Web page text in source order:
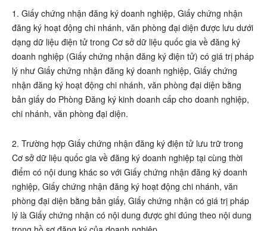
1. Giấy chứng nhận đăng ký doanh nghiệp, Giấy chứng nhận
đăng ký hoạt động chi nhánh, văn phòng đại diện được lưu dưới
dạng dữ liệu điện tử trong Cơ sở dữ liệu quốc gia về đăng ký
doanh nghiệp (Giấy chứng nhận đăng ký điện tử) có giá trị pháp
lý như Giấy chứng nhận đăng ký doanh nghiệp, Giấy chứng
nhận đăng ký hoạt động chi nhánh, văn phòng đại diện bằng
bản giấy do Phòng Đăng ký kinh doanh cấp cho doanh nghiệp,
chi nhánh, văn phòng đại diện.
2. Trường hợp Giấy chứng nhận đăng ký điện tử lưu trữ trong
Cơ sở dữ liệu quốc gia về đăng ký doanh nghiệp tại cùng thời
điểm có nội dung khác so với Giấy chứng nhận đăng ký doanh
nghiệp, Giấy chứng nhận đăng ký hoạt động chi nhánh, văn
phòng đại diện bằng bản giấy, Giấy chứng nhận có giá trị pháp
lý là Giấy chứng nhận có nội dung được ghi đúng theo nội dung